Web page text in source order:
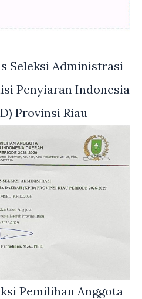
Seleksi Administrasi
Penyiaran Indonesia
Provinsi Riau
Pemilihan Anggota